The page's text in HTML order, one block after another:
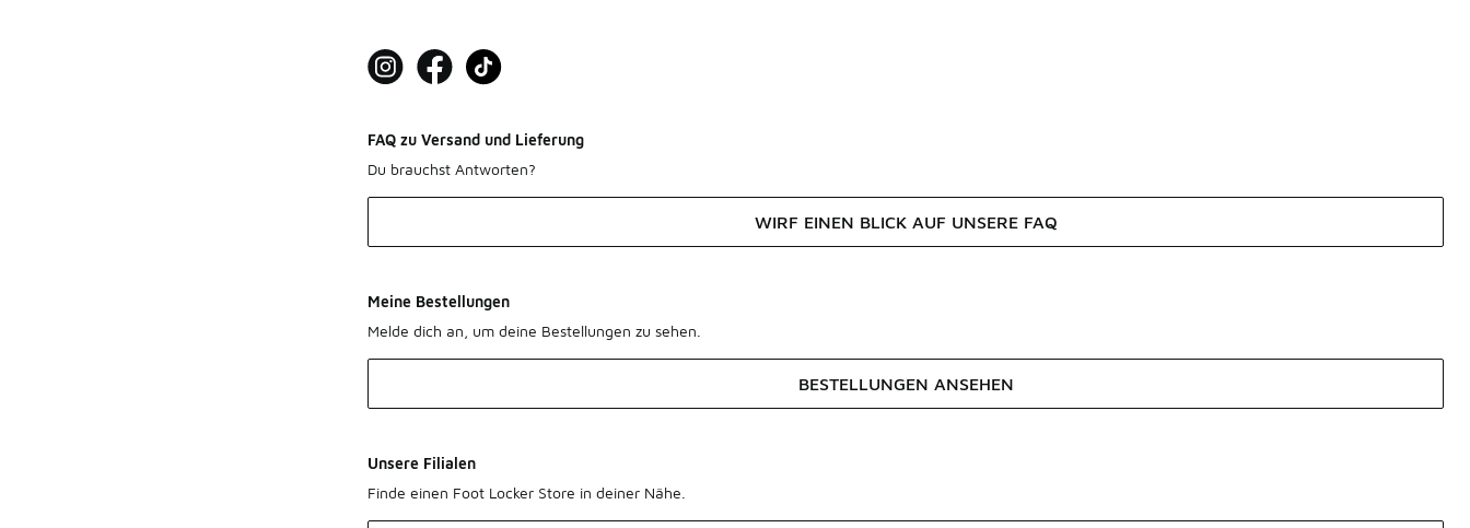
FAQ zu Versand und Lieferung
Du brauchst Antworten?
WIRF EINEN BLICK AUF UNSERE FAQ
Meine Bestellungen
Melde dich an, um deine Bestellungen zu sehen.
BESTELLUNGEN ANSEHEN
Unsere Filialen
Finde einen Foot Locker Store in deiner Nähe.